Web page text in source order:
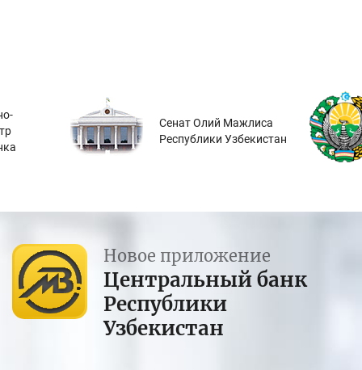
Сенат Олий Мажлиса
Республики Узбекистан
Новое приложение
Центральный банк
Республики
Узбекистан